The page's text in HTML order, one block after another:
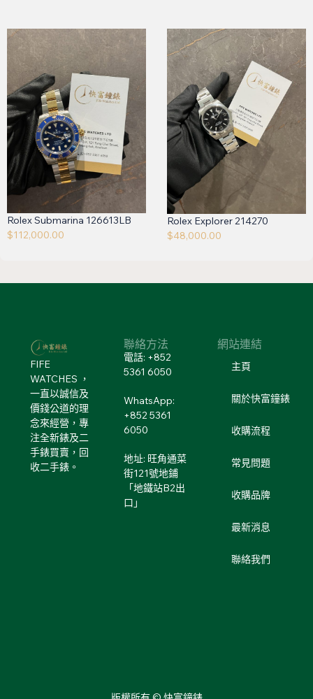
Rolex Submarina 126613LB
$112,000.00
Rolex Explorer 214270
$48,000.00
FIFE
WATCHES ，
一直以誠信及
價錢公道的理
念來經營，專
注全新錶及二
手錶買賣，回
收二手錶。
聯絡方法
電話: +852
5361 6050
WhatsApp:
+852 5361
6050
地址: 旺角通菜
街121號地鋪
「地鐵站B2出
口」
網站連結
主頁
關於快富鐘錶
收購流程
常見問題
收購品牌
最新消息
聯絡我們